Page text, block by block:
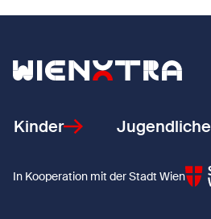
Zurück zur Startseite
Kinder Jugendliche
In Kooperation mit der Stadt Wien